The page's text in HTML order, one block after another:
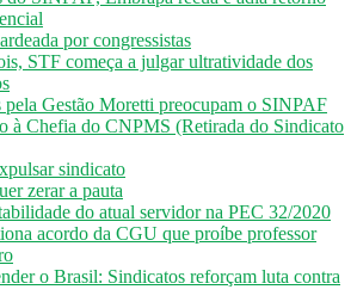
por congressistas
STF começa a julgar ultratividade dos
pela Gestão Moretti preocupam o SINPAF
à Chefia do CNPMS (Retirada do Sindicato
sindicato
zerar a pauta
do atual servidor na PEC 32/2020
acordo da CGU que proíbe professor
o Brasil: Sindicatos reforçam luta contra